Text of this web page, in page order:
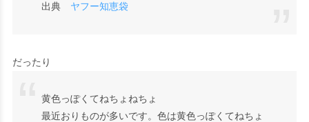
出典
ヤフー知恵袋
だったり
黄色っぽくてねちょねちょ
最近おりものが多いです。色は黄色っぽくてねちょ